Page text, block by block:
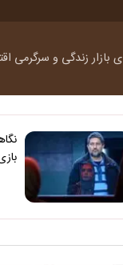
بازارزندگی و سرگرمی